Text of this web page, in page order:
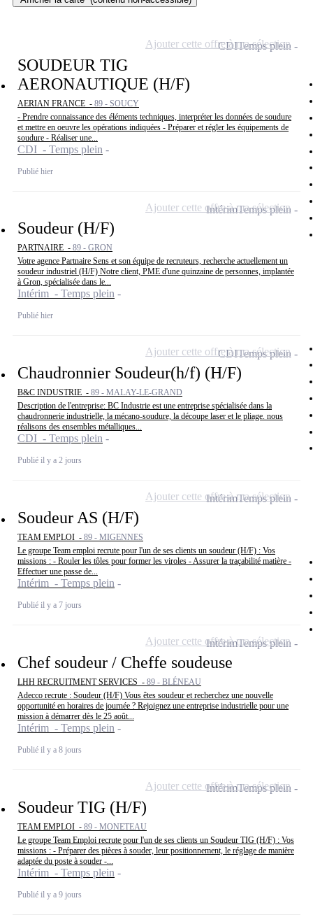
SOUDEUR TIG
AERONAUTIQUE (H/F)
AERIAN FRANCE - 89 - SOUCY
- Prendre connaissance des éléments techniques, interpréter les données de soudure
et mettre en oeuvre les opérations indiquées - Préparer et régler les équipements de
soudure - Réaliser une...
CDI - Temps plein
Publié hier
CDITemps plein
Ajouter cette offre à ma sélection
Soudeur (H/F)
PARTNAIRE - 89 - GRON
Votre agence Partnaire Sens et son équipe de recruteurs, recherche actuellement un
soudeur industriel (H/F) Notre client, PME d'une quinzaine de personnes, implantée
à Gron, spécialisée dans le...
Intérim - Temps plein
Publié hier
IntérimTemps plein
Ajouter cette offre à ma sélection
Chaudronnier Soudeur(h/f) (H/F)
B&C INDUSTRIE - 89 - MALAY-LE-GRAND
Description de l'entreprise: BC Industrie est une entreprise spécialisée dans la
chaudronnerie industrielle, la mécano-soudure, la découpe laser et le pliage. nous
réalisons des ensembles métalliques...
CDI - Temps plein
Publié il y a 2 jours
CDITemps plein
Ajouter cette offre à ma sélection
Soudeur AS (H/F)
TEAM EMPLOI - 89 - MIGENNES
Le groupe Team emploi recrute pour l'un de ses clients un soudeur (H/F) : Vos
missions : - Rouler les tôles pour former les viroles - Assurer la traçabilité matière -
Effectuer une passe de...
Intérim - Temps plein
Publié il y a 7 jours
IntérimTemps plein
Ajouter cette offre à ma sélection
Chef soudeur / Cheffe soudeuse
LHH RECRUITMENT SERVICES - 89 - BLÉNEAU
Adecco recrute : Soudeur (H/F) Vous êtes soudeur et recherchez une nouvelle
opportunité en horaires de journée ? Rejoignez une entreprise industrielle pour une
mission à démarrer dès le 25 août...
Intérim - Temps plein
Publié il y a 8 jours
IntérimTemps plein
Ajouter cette offre à ma sélection
Soudeur TIG (H/F)
TEAM EMPLOI - 89 - MONETEAU
Le groupe Team Emploi recrute pour l'un de ses clients un Soudeur TIG (H/F) : Vos
missions : - Préparer des pièces à souder, leur positionnement, le réglage de manière
adaptée du poste à souder -...
Intérim - Temps plein
Publié il y a 9 jours
IntérimTemps plein
Ajouter cette offre à ma sélection